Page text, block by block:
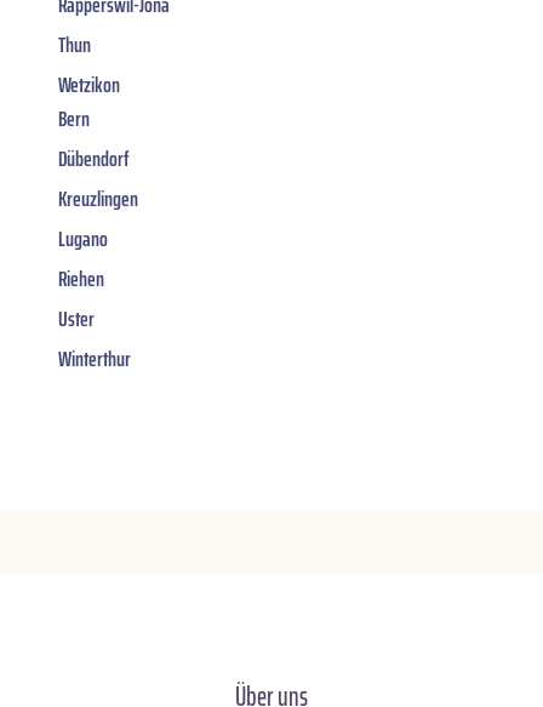
Thun
Wetzikon
Bern
Dübendorf
Kreuzlingen
Lugano
Riehen
Uster
Winterthur
Über uns